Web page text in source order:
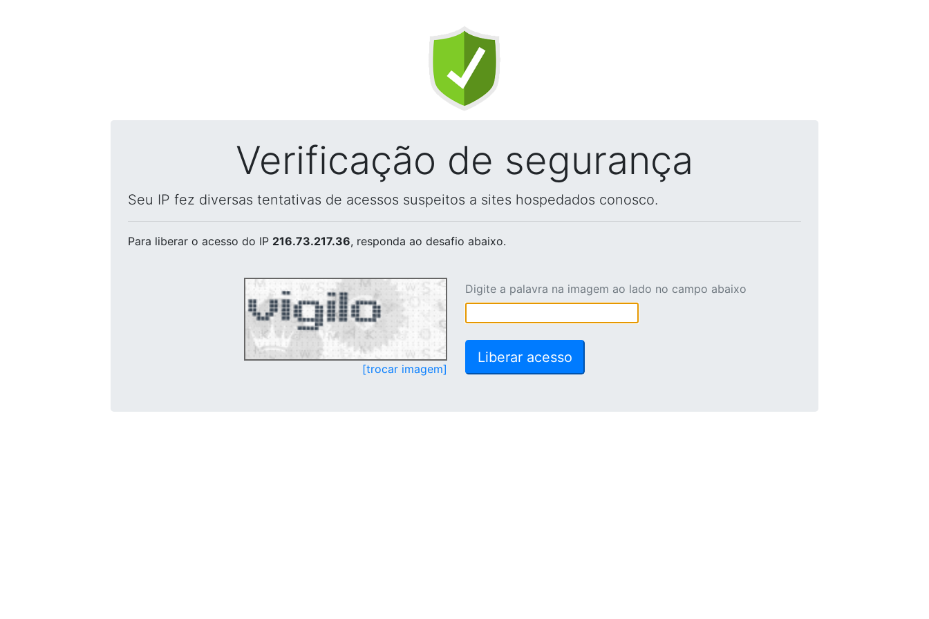
Verificação de segurança
Seu IP fez diversas tentativas de acessos suspeitos a sites hospedados conosco.
Para liberar o acesso do IP 216.73.217.36, responda ao desafio abaixo.
[trocar imagem]
Digite a palavra na imagem ao lado no campo abaixo